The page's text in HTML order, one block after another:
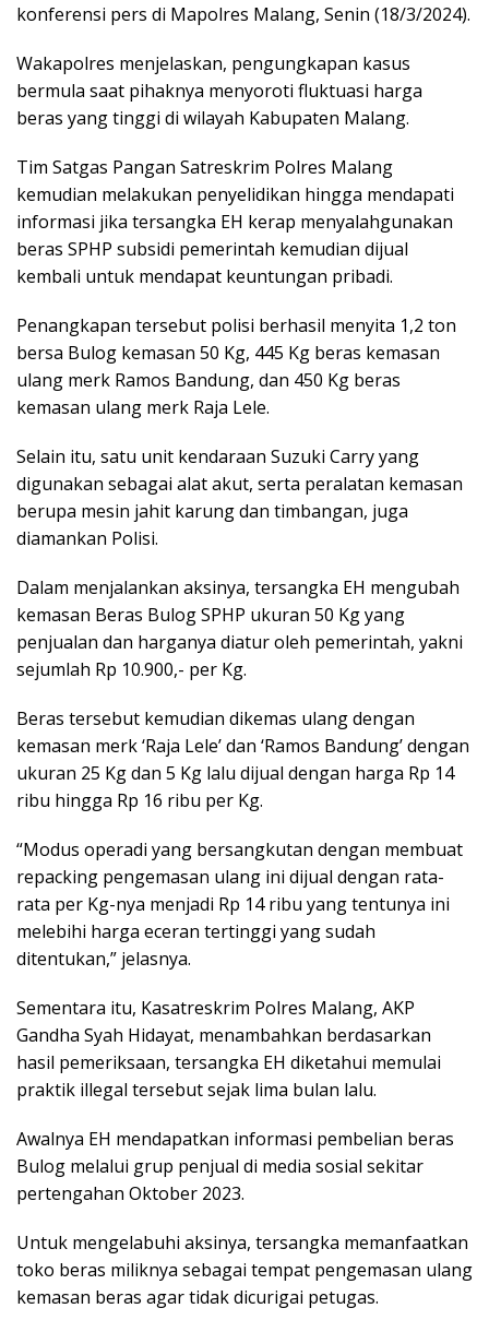
konferensi pers di Mapolres Malang, Senin (18/3/2024).
Wakapolres menjelaskan, pengungkapan kasus
bermula saat pihaknya menyoroti fluktuasi harga
beras yang tinggi di wilayah Kabupaten Malang.
Tim Satgas Pangan Satreskrim Polres Malang
kemudian melakukan penyelidikan hingga mendapati
informasi jika tersangka EH kerap menyalahgunakan
beras SPHP subsidi pemerintah kemudian dijual
kembali untuk mendapat keuntungan pribadi.
Penangkapan tersebut polisi berhasil menyita 1,2 ton
bersa Bulog kemasan 50 Kg, 445 Kg beras kemasan
ulang merk Ramos Bandung, dan 450 Kg beras
kemasan ulang merk Raja Lele.
Selain itu, satu unit kendaraan Suzuki Carry yang
digunakan sebagai alat akut, serta peralatan kemasan
berupa mesin jahit karung dan timbangan, juga
diamankan Polisi.
Dalam menjalankan aksinya, tersangka EH mengubah
kemasan Beras Bulog SPHP ukuran 50 Kg yang
penjualan dan harganya diatur oleh pemerintah, yakni
sejumlah Rp 10.900,- per Kg.
Beras tersebut kemudian dikemas ulang dengan
kemasan merk ‘Raja Lele’ dan ‘Ramos Bandung’ dengan
ukuran 25 Kg dan 5 Kg lalu dijual dengan harga Rp 14
ribu hingga Rp 16 ribu per Kg.
“Modus operadi yang bersangkutan dengan membuat
repacking pengemasan ulang ini dijual dengan rata-
rata per Kg-nya menjadi Rp 14 ribu yang tentunya ini
melebihi harga eceran tertinggi yang sudah
ditentukan,” jelasnya.
Sementara itu, Kasatreskrim Polres Malang, AKP
Gandha Syah Hidayat, menambahkan berdasarkan
hasil pemeriksaan, tersangka EH diketahui memulai
praktik illegal tersebut sejak lima bulan lalu.
Awalnya EH mendapatkan informasi pembelian beras
Bulog melalui grup penjual di media sosial sekitar
pertengahan Oktober 2023.
Untuk mengelabuhi aksinya, tersangka memanfaatkan
toko beras miliknya sebagai tempat pengemasan ulang
kemasan beras agar tidak dicurigai petugas.